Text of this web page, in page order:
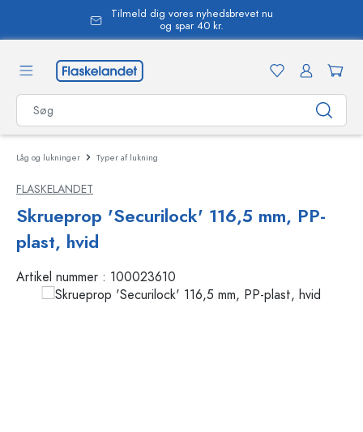
Tilmeld dig vores nyhedsbrevet nu
og spar 40 kr.
Låg og lukninger Typer af lukning
FLASKELANDET
Skrueprop 'Securilock' 116,5 mm, PP-
plast, hvid
Artikel nummer : 100023610